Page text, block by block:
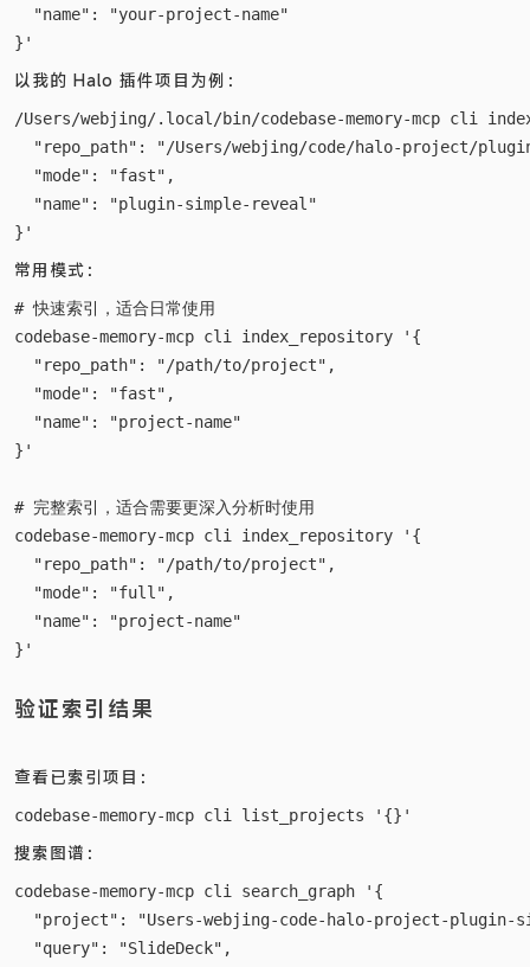
  "name": "your-project-name"
以我的 Halo 插件项目为例：
/Users/webjing/.local/bin/codebase-memory-mcp cli
"repo_path": "/Users/webjing/code/halo-project/
  "mode": "fast",
  "name": "plugin-simple-reveal"
常用模式：
# 快速索引，适合日常使用
codebase-memory-mcp cli index_repository '{
  "repo_path": "/path/to/project",
  "mode": "fast",
  "name": "project-name"
}'
# 完整索引，适合需要更深入分析时使用
codebase-memory-mcp cli index_repository '{
  "repo_path": "/path/to/project",
  "mode": "full",
  "name": "project-name"
验证索引结果
查看已索引项目：
搜索图谱：
codebase-memory-mcp cli search_graph '{
"project": "Users-webjing-code-halo-project-plugin-
  "query": "SlideDeck",